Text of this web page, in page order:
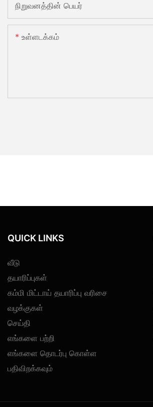
நிறுவனத்தின் பெயர்
உள்ளடக்கம்
QUICK LINKS
வீடு
தயாரிப்புகள்
கம்மி மிட்டாய் தயாரிப்பு வரிசை
வழக்குகள்
செய்தி
எங்களை பற்றி
எங்களை தொடர்பு கொள்ள
பதிவிறக்கவும்